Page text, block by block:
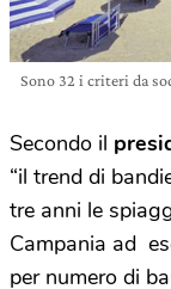
Sono 32 i criteri da
Secondo il
“il trend di
tre anni le
Campania ad
per numero di